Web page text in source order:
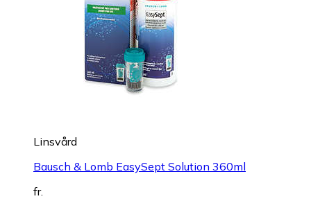
Linsvård
Bausch & Lomb EasySept Solution 360ml
fr.